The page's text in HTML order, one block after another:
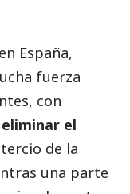
España,
fuerza
con
eliminar el
de la
una parte